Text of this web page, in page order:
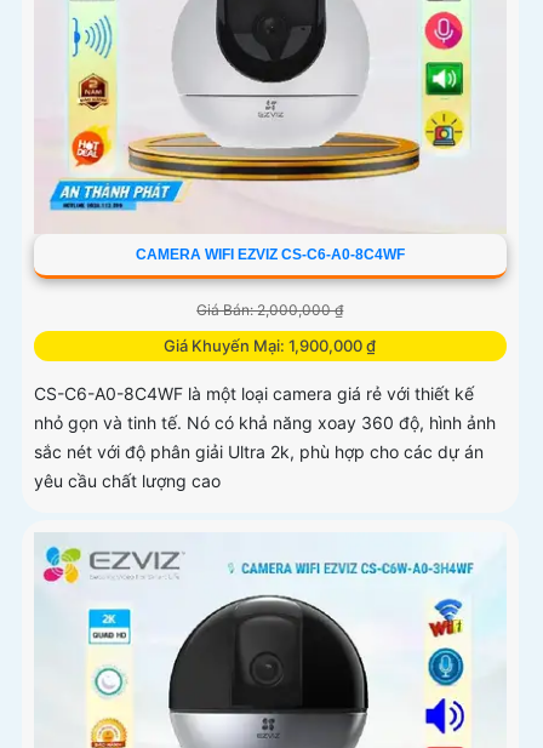
CAMERA WIFI EZVIZ CS-C6-A0-8C4WF
Giá Bán: 2,000,000 ₫
Giá Khuyến Mại: 1,900,000 ₫
CS-C6-A0-8C4WF là một loại camera giá rẻ với thiết kế
nhỏ gọn và tinh tế. Nó có khả năng xoay 360 độ, hình ảnh
sắc nét với độ phân giải Ultra 2k, phù hợp cho các dự án
yêu cầu chất lượng cao